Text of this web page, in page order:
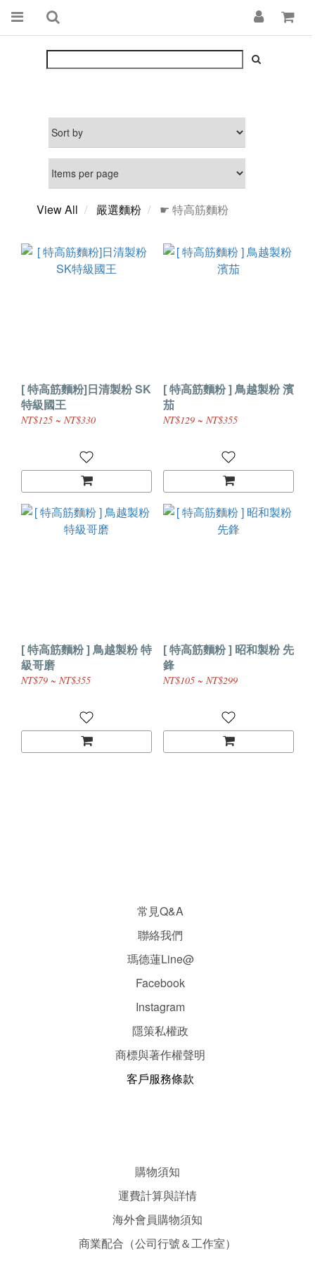
View All 嚴選麵粉 ☛ 特高筋麵粉
[ 特高筋麵粉]日清製粉 SK
特級國王
NT$125 ~ NT$330
[ 特高筋麵粉 ] 鳥越製粉 濱
茄
NT$129 ~ NT$355
[ 特高筋麵粉 ] 鳥越製粉 特
級哥磨
NT$79 ~ NT$355
[ 特高筋麵粉 ] 昭和製粉 先
鋒
NT$105 ~ NT$299
常見Q&A
聯絡我們
瑪德蓮Line@
Facebook
Instagram
隱策私權政
商標與著作權聲明
客戶服務條款
購物須知
運費計算與詳情
海外會員購物須知
商業配合（公司行號＆工作室）